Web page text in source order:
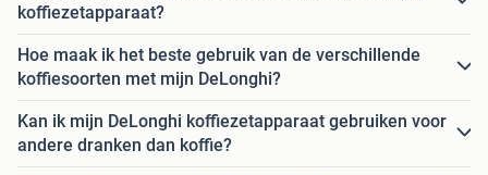
koffiezetapparaat?
Hoe maak ik het beste gebruik van de verschillende
koffiesoorten met mijn DeLonghi?
Kan ik mijn DeLonghi koffiezetapparaat gebruiken voor
andere dranken dan koffie?